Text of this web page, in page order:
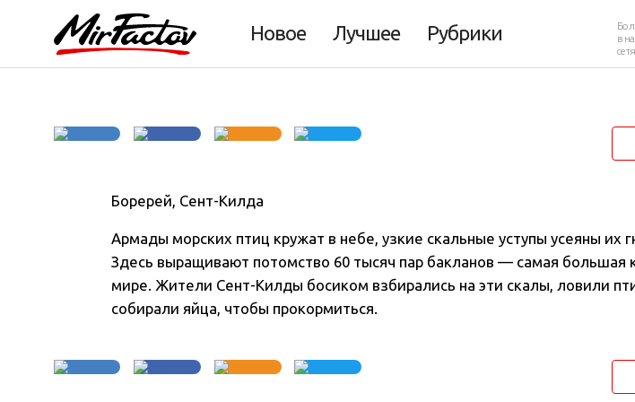
Новое Лучшее Рубрики
в
Боререй, Сент-Килда
Армады морских птиц кружат в небе, узкие скальные уступы усеяны их
Здесь выращивают потомство 60 тысяч пар бакланов — самая большая
мире. Жители Сент-Килды босиком взбирались на эти скалы, ловили
собирали яйца, чтобы прокормиться.